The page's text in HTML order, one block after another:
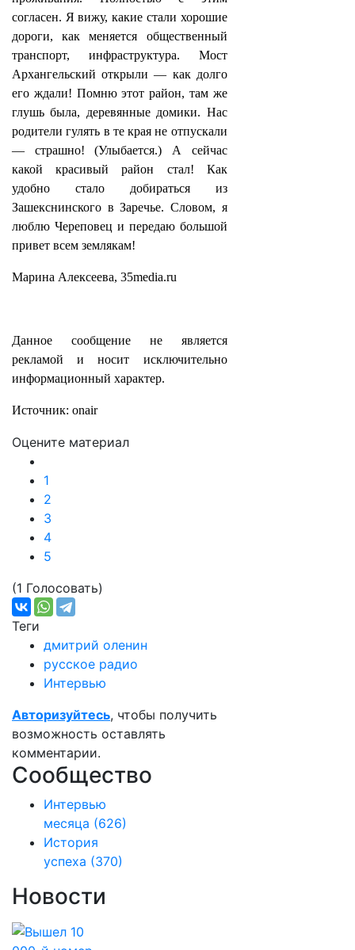
согласен. Я вижу, какие стали хорошие
дороги, как меняется общественный
транспорт, инфраструктура. Мост
Архангельский открыли — как долго
его ждали! Помню этот район, там же
глушь была, деревянные домики. Нас
родители гулять в те края не отпускали
— страшно! (Улыбается.) А сейчас
какой красивый район стал! Как
удобно стало добираться из
Зашекснинского в Заречье. Словом, я
люблю Череповец и передаю большой
привет всем землякам!
Марина Алексеева, 35media.ru
Данное сообщение не является
рекламой и носит исключительно
информационный характер.
Источник: onair
Оцените материал
1
2
3
4
5
(1 Голосовать)
Теги
дмитрий оленин
русское радио
Интервью
Авторизуйтесь, чтобы получить
возможность оставлять
комментарии.
Сообщество
Интервью
месяца (626)
История
успеха (370)
Новости